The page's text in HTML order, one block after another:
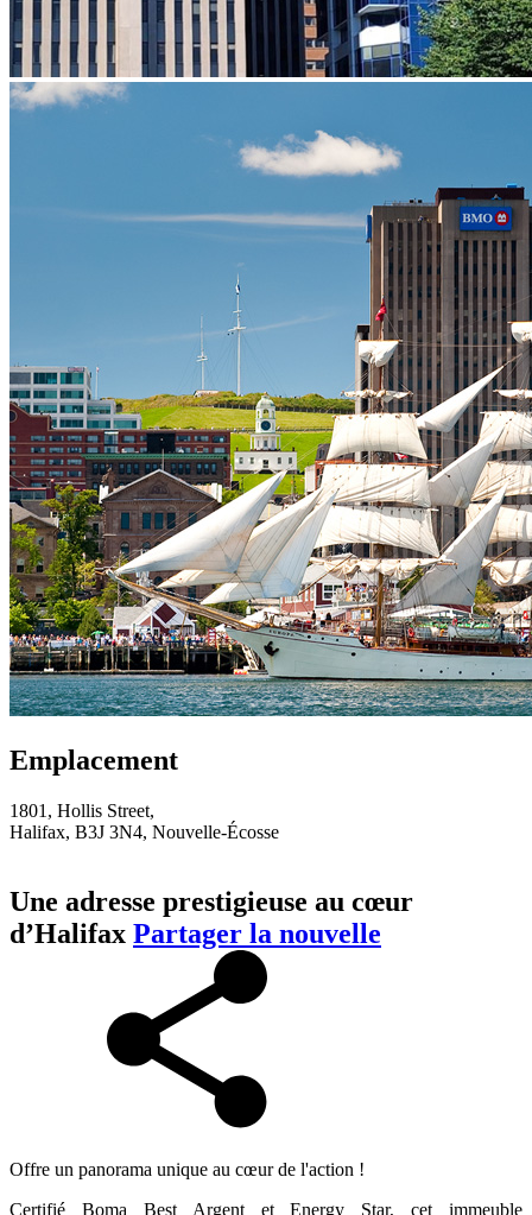
Emplacement
1801, Hollis Street,
Halifax, B3J 3N4, Nouvelle-Écosse
Une adresse prestigieuse au cœur
d’Halifax Partager la nouvelle
Offre un panorama unique au cœur de l'action !
Certifié Boma Best Argent et Energy Star, cet immeuble